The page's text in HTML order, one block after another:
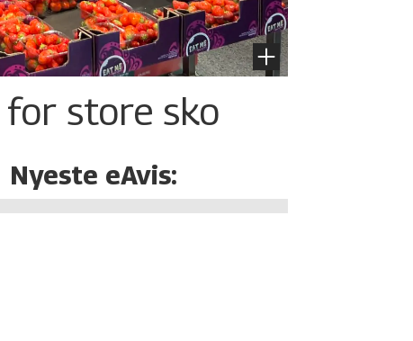
store sko
Nyeste eAvis: